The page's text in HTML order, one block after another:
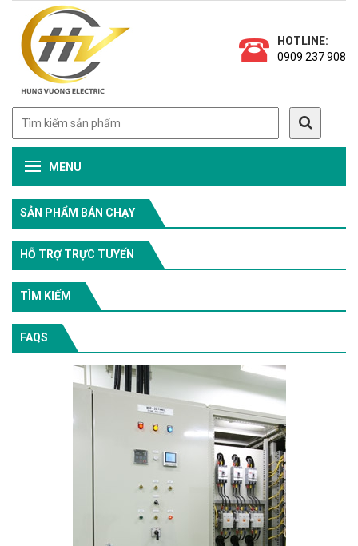
HOTLINE:
0909 237 908
MENU
SẢN PHẨM BÁN CHẠY
HỖ TRỢ TRỰC TUYẾN
TÌM KIẾM
FAQS